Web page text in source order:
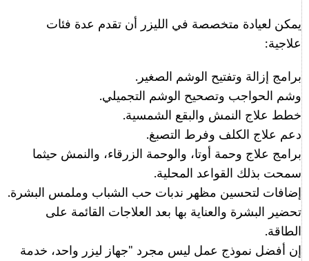
يمكن لعيادة متخصصة في الليزر أن تقدم عدة فئات
علاجية:
برامج إزالة وتفتيح الوشم الصغير.
وشم الحواجب وتصحيح الوشم التجميلي.
خطط علاج النمش والبقع الشمسية.
دعم علاج الكلف وفرط التصبغ.
برامج علاج وحمة أوتا، والوحمة الزرقاء، والنمش حيثما
سمحت بذلك القواعد المحلية.
إضافات لتحسين مظهر ندبات حب الشباب وملمس البشرة.
تحضير البشرة والعناية بها بعد العلاجات القائمة على
الطاقة.
إن أفضل نموذج عمل ليس مجرد "جهاز ليزر واحد، خدمة